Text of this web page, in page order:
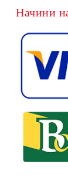
Начини